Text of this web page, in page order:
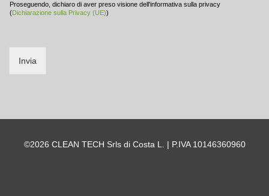
Proseguendo, dichiaro di aver preso visione dell'informativa sulla privacy
(Dichiarazione sulla Privacy (UE))
Invia
©2026 CLEAN TECH Srls di Costa L. | P.IVA 10146360960